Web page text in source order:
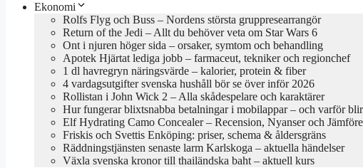
Ekonomi
Rolfs Flyg och Buss – Nordens största gruppresearrangör
Return of the Jedi – Allt du behöver veta om Star Wars 6
Ont i njuren höger sida – orsaker, symtom och behandling
Apotek Hjärtat lediga jobb – farmaceut, tekniker och regionchef
1 dl havregryn näringsvärde – kalorier, protein & fiber
4 vardagsutgifter svenska hushåll bör se över inför 2026
Rollistan i John Wick 2 – Alla skådespelare och karaktärer
Hur fungerar blixtsnabba betalningar i mobilappar – och varför
Elf Hydrating Camo Concealer – Recension, Nyanser och
Friskis och Svettis Enköping: priser, schema & åldersgräns
Räddningstjänsten senaste larm Karlskoga – aktuella händelser
Växla svenska kronor till thailändska baht – aktuell kurs